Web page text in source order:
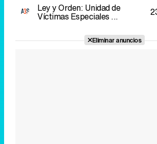
Ley y Orden: Unidad de
Víctimas Especiales ...
Eliminar anuncios